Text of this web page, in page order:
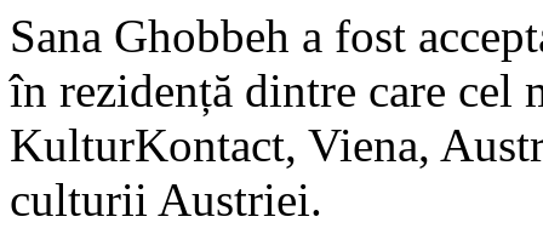
Sana Ghobbeh a fost
în rezidență dintre care cel
KulturKontact, Viena,
culturii Austriei.